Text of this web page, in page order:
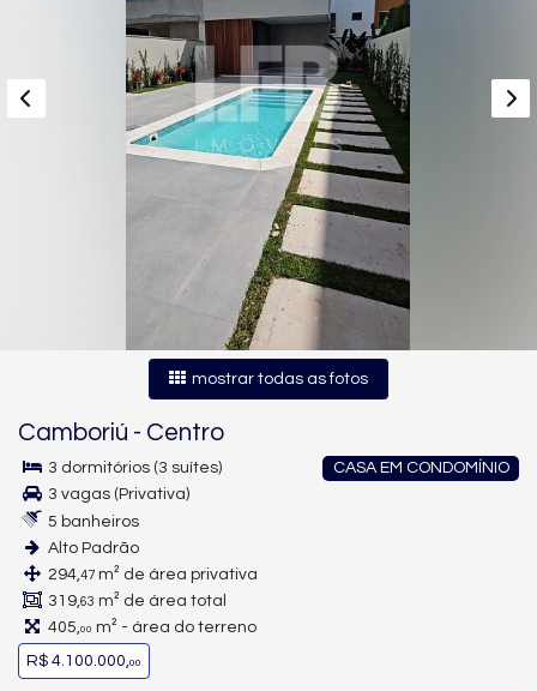
mostrar todas as fotos
Camboriú - Centro
CASA EM CONDOMÍNIO
3 dormitórios (3 suítes)
3 vagas (Privativa)
5 banheiros
Alto Padrão
294,47 m² de área privativa
319,63 m² de área total
405,00 m² - área do terreno
R$ 4.100.000,00